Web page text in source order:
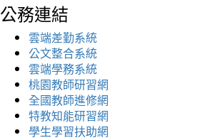
公務連結
雲端差勤系統
公文整合系統
雲端學務系統
桃園教師研習網
全國教師進修網
特教知能研習網
學生學習扶助網